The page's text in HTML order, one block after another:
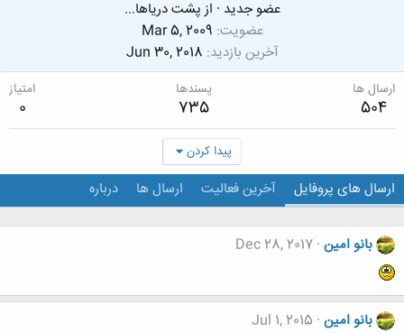
عضو جدید · ازپشت دریاها...
عضویت Mar 5, 2009
آخرین بازدید Jun 30, 2018
ارسال ها
504
پسندها
735
امتیاز
0
پیدا کردن
ارسال های پروفایل آخرین فعالیت ارسال ها درباره
بانو امین Dec 28, 2017
بانو امین Jul 1, 2015